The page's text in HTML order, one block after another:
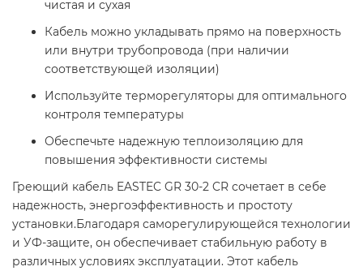
чистая и сухая
Кабель можно укладывать прямо на поверхность
или внутри трубопровода (при наличии
соответствующей изоляции)
Используйте терморегуляторы для оптимального
контроля температуры
Обеспечьте надежную теплоизоляцию для
повышения эффективности системы​
Греющий кабель EASTEC GR 30-2 CR сочетает в себе
надежность, энергоэффективность и простоту
установки.Благодаря саморегулирующейся технологии
и УФ-защите, он обеспечивает стабильную работу в
различных условиях эксплуатации. Этот кабель